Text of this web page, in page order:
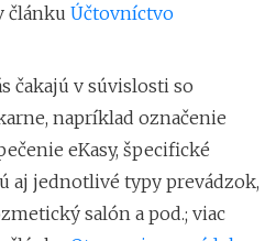
článku Účtovníctvo
čakajú v súvislosti so
napríklad označenie
eKasy, špecifické
aj jednotlivé typy prevádzok,
salón a pod.; viac